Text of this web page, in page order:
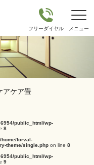
アケア畳
public_html/wp-
8
/home/forval-
theme/single.php on line 8
public_html/wp-
9